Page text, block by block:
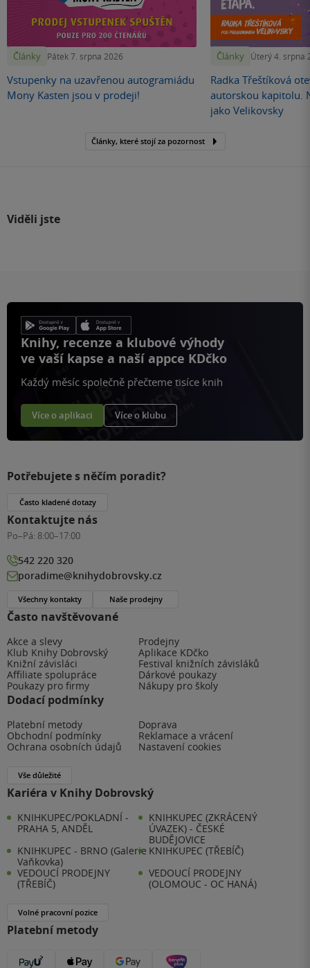
Články Pátek 7. srpna 2026
Vstupenky na uzavřenou autogramiádu
Mony Kasten jsou v prodeji!
Články Úterý 4. srpna
Radka Třeštíková
autorskou kapitolu.
jako Velikovsky
Články, které stojí za pozornost
Viděli jste
Knihy, recenze a klubové výhody
ve vaší kapse a naší appce KDčko
Každý měsíc společně přečteme tisíce knih
Více o aplikaci Více o klubu
Často navštěvované
Akce a slevy
Prodejny
Klub Knihy Dobrovský
Aplikace KDčko
Knižní závisláci
Festival knižních závisláků
Affiliate spolupráce
Dárkové poukazy
Poukazy pro firmy
Nákupy pro školy
Dodací podmínky
Platební metody
Doprava
Obchodní podmínky
Reklamace a vrácení
Ochrana osobních údajů
Nastavení cookies
Vše důležité
Kariéra v Knihy Dobrovský
KNIHKUPEC/POKLADNÍ -
PRAHA 5, ANDĚL
KNIHKUPEC (ZKRÁCENÝ
ÚVAZEK) - ČESKÉ
BUDĚJOVICE
KNIHKUPEC - BRNO (Galerie
Vaňkovka)
KNIHKUPEC (TŘEBÍČ)
VEDOUCÍ PRODEJNY
(TŘEBÍČ)
VEDOUCÍ PRODEJNY
(OLOMOUC - OC HANÁ)
Volné pracovní pozice
Platební metody
Potřebujete s něčím poradit?
Často kladené dotazy
Kontaktujte nás
Po–Pá: 8:00–17:00
542 220 320
poradime@knihydobrovsky.cz
Všechny kontakty Naše prodejny